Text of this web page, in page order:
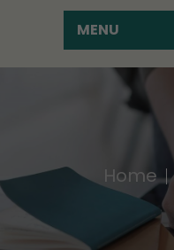
MENU
Home